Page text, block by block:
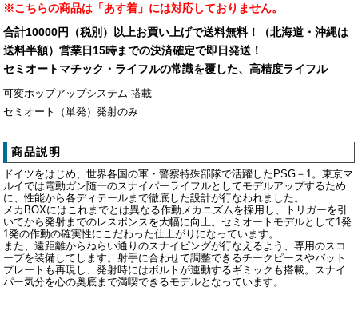
※こちらの商品は「あす着」には対応しておりません。
合計10000円（税別）以上お買い上げで送料無料！（北海道・沖縄は
送料半額）営業日15時までの決済確定で即日発送！
セミオートマチック・ライフルの常識を覆した、高精度ライフル
可変ホップアップシステム 搭載
セミオート（単発）発射のみ
商品説明
ドイツをはじめ、世界各国の軍・警察特殊部隊で活躍したPSG－1。東京マ
ルイでは電動ガン随一のスナイパーライフルとしてモデルアップするため
に、性能から各ディテールまで徹底した設計が行なわれました。
メカBOXにはこれまでとは異なる作動メカニズムを採用し、トリガーを引
いてから発射までのレスポンスを大幅に向上。セミオートモデルとして1発
1発の作動の確実性にこだわった仕上がりになっています。
また、遠距離からねらい通りのスナイピングが行なえるよう、専用のスコ
ープを装備してします。射手に合わせて調整できるチークピースやバット
プレートも再現し、発射時にはボルトが連動するギミックも搭載。スナイ
パー気分を心の奥底まで満喫できるモデルとなっています。